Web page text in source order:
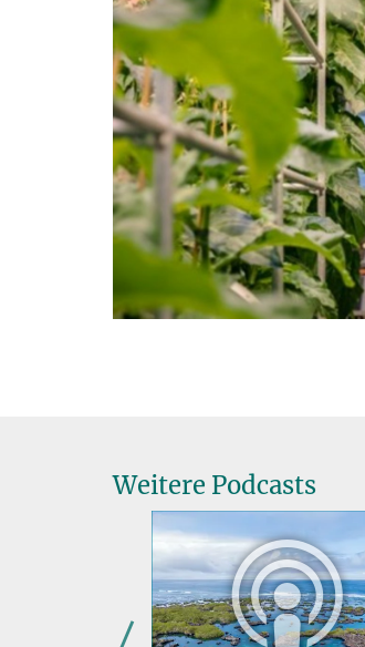
Weitere Podcasts